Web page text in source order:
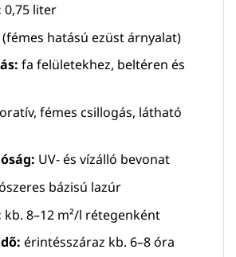
0,75 liter
hatású ezüst árnyalat)
fa felületekhez, beltéren és
fémes csillogás, látható
UV- és vízálló bevonat
bázisú lazúr
kb. 8–12 m²/l rétegenként
érintésszáraz kb. 6–8 óra